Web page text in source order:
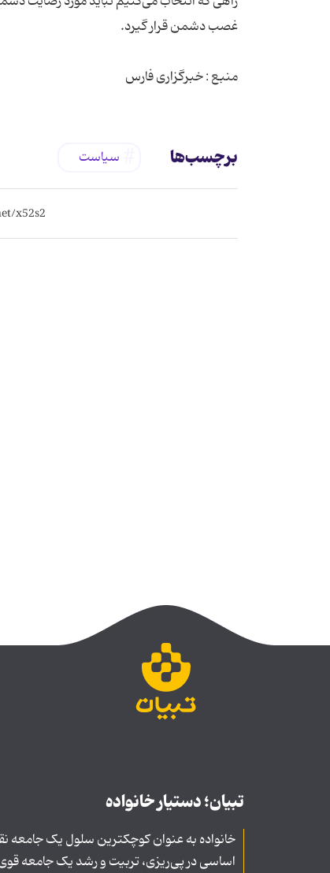
منبع : خبرگزاری فارس
برچسب‌ها سیاست
تبیان؛ دستیار خانواده
خانواده به عنوان کوچکترین سلول یک جامعه
اساسی در پی‌ریزی، تربیت و رشد یک جامعه